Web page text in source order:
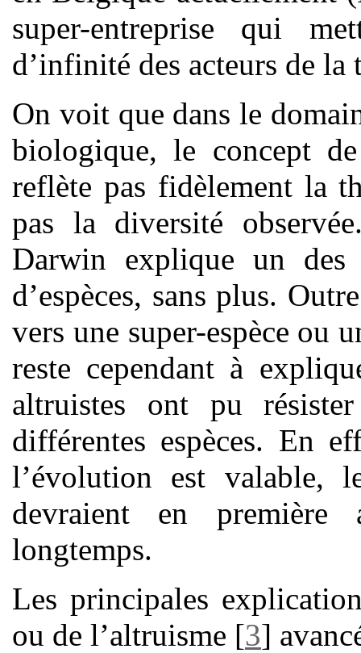
super-entreprise qui
d’infinité des acteurs de la
On voit que dans le
biologique, le concept
reflète pas fidèlement la
pas la diversité
Darwin explique un des
d’espèces, sans plus.
vers une super-espèce ou
reste cependant à
altruistes ont pu
différentes espèces. En
l’évolution est valable,
devraient en première
longtemps.
Les principales
ou de l’altruisme [3]